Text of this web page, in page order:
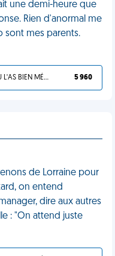
une demi-heure que
Rien d'anormal me
sont mes parents.
TU L'AS BIEN MÉRITÉ 5 960
de Lorraine pour
on entend
dire aux autres
: "On attend juste